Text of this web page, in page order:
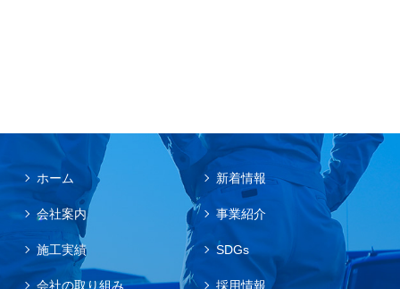
ホーム 新着情報
会社案内 事業紹介
施工実績 SDGs
会社の取り組み 採用情報